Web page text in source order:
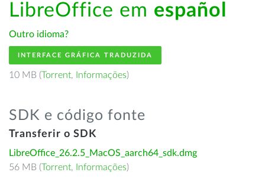
LibreOffice em español
Outro idioma?
INTERFACE GRÁFICA TRADUZIDA
10 MB (Torrent, Informações)
SDK e código fonte
Transferir o SDK
LibreOffice_26.2.5_MacOS_aarch64_sdk.dmg
56 MB (Torrent, Informações)